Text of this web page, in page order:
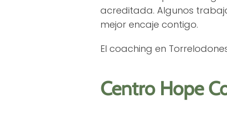
acreditada. Algunos
mejor encaje contigo.
El coaching en
Centro Hope